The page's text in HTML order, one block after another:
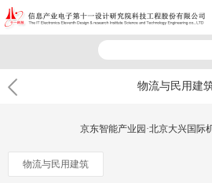
物流与民用建
京东智能产业园·北京大兴国际
物流与民用建筑